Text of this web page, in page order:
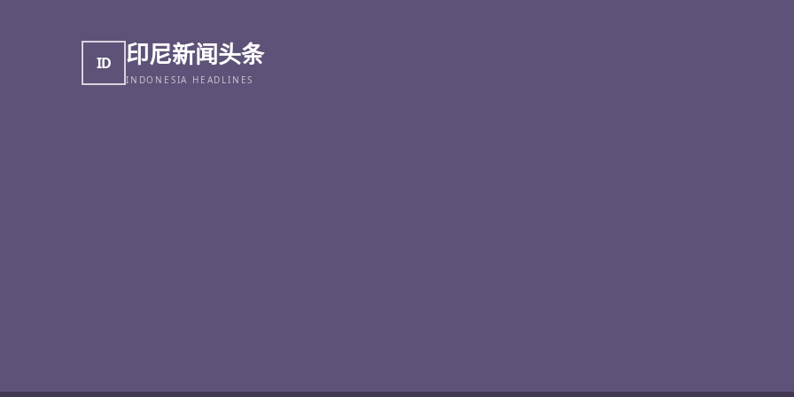
ID 印尼新闻头条
INDONESIA HEADLINES